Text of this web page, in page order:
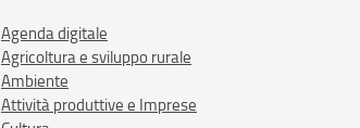
Agenda digitale
Agricoltura e sviluppo rurale
Ambiente
Attività produttive e Imprese